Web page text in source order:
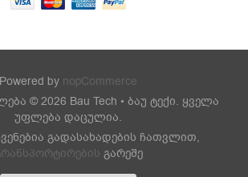
Powered by nopCommerce
© 2026 Bau Tech • ბაუ ტექი. ყველა
უფლება დაცულია.
გადასახადების ჩათვლით,
გარეშე